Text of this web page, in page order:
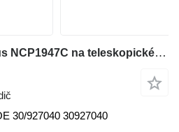
Olejový chladič Maximus NCP1947C na teleskopického nakladača JCB 536-70 540-140 531-70 533-105 535-95 536-60 536-70 540-170 541-70 550-140
30/927040 30927040